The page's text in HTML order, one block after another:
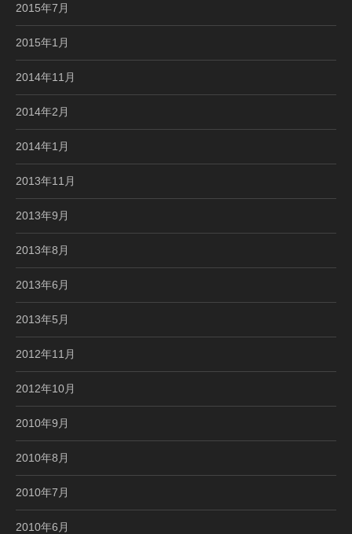
2015年7月
2015年1月
2014年11月
2014年2月
2014年1月
2013年11月
2013年9月
2013年8月
2013年6月
2013年5月
2012年11月
2012年10月
2010年9月
2010年8月
2010年7月
2010年6月